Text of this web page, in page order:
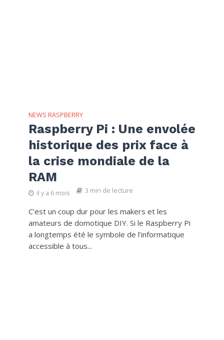
NEWS RASPBERRY
Raspberry Pi : Une envolée
historique des prix face à
la crise mondiale de la
RAM
il y a 6 mois 3 min de lecture
C’est un coup dur pour les makers et les
amateurs de domotique DIY. Si le Raspberry Pi
a longtemps été le symbole de l’informatique
accessible à tous...